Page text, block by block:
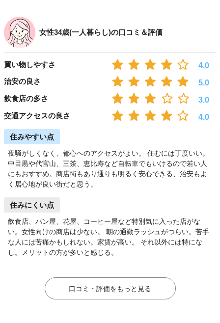
女性34歳(一人暮らし)の口コミ＆評価
買い物しやすさ
4.0
治安の良さ
5.0
飲食店の多さ
3.0
交通アクセスの良さ
4.0
住みやすい点
夜騒がしくなく、都心へのアクセスがよい。 住むには丁度いい。
中目黒や代官山、三茶、恵比寿など自転車でもいけるので若い人
にもおすすめ。商店街もあり通りも明るく安心できる、治安もよ
く居心地が良い街だと思う。
住みにくい点
飲食店、パン屋、花屋、コーヒー屋など特別気に入った店がな
い。女性向けの商店は少ない。 朝の通勤ラッシュがつらい。苦手
な人には苦痛かもしれない。家賃が高い。 それ以外には特にな
し。メリットの方が多いと感じる。
口コミ・評価をもっと見る